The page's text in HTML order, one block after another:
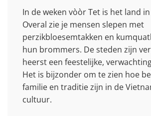
In de weken vòòr Tet is het land
Overal zie je mensen slepen met
perzikbloesemtakken en
hun brommers. De steden zijn
heerst een feestelijke,
Het is bijzonder om te zien hoe
familie en traditie zijn in de
cultuur.